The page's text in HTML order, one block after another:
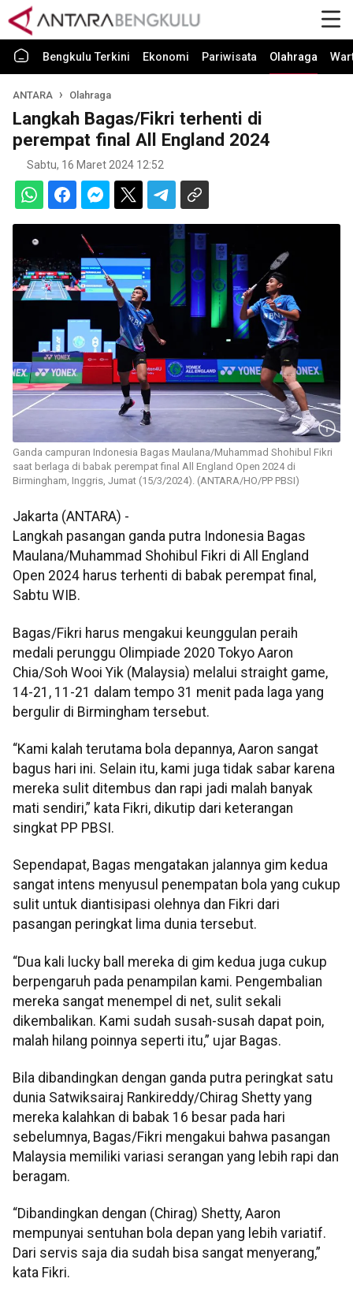
Bengkulu Terkini Ekonomi Pariwisata Olahraga
ANTARA Olahraga
Langkah Bagas/Fikri terhenti di
perempat final All England 2024
Sabtu, 16 Maret 2024 12:52
Ganda campuran Indonesia Bagas Maulana/Muhammad Shohibul Fikri
saat berlaga di babak perempat final All England Open 2024 di
Birmingham, Inggris, Jumat (15/3/2024). (ANTARA/HO/PP PBSI)
Jakarta (ANTARA) -
Langkah pasangan ganda putra Indonesia Bagas
Maulana/Muhammad Shohibul Fikri di All England
Open 2024 harus terhenti di babak perempat final,
Sabtu WIB.
Bagas/Fikri harus mengakui keunggulan peraih
medali perunggu Olimpiade 2020 Tokyo Aaron
Chia/Soh Wooi Yik (Malaysia) melalui straight game,
14-21, 11-21 dalam tempo 31 menit pada laga yang
bergulir di Birmingham tersebut.
“Kami kalah terutama bola depannya, Aaron sangat
bagus hari ini. Selain itu, kami juga tidak sabar karena
mereka sulit ditembus dan rapi jadi malah banyak
mati sendiri,” kata Fikri, dikutip dari keterangan
singkat PP PBSI.
Sependapat, Bagas mengatakan jalannya gim kedua
sangat intens menyusul penempatan bola yang cukup
sulit untuk diantisipasi olehnya dan Fikri dari
pasangan peringkat lima dunia tersebut.
“Dua kali lucky ball mereka di gim kedua juga cukup
berpengaruh pada penampilan kami. Pengembalian
mereka sangat menempel di net, sulit sekali
dikembalikan. Kami sudah susah-susah dapat poin,
malah hilang poinnya seperti itu,” ujar Bagas.
Bila dibandingkan dengan ganda putra peringkat satu
dunia Satwiksairaj Rankireddy/Chirag Shetty yang
mereka kalahkan di babak 16 besar pada hari
sebelumnya, Bagas/Fikri mengakui bahwa pasangan
Malaysia memiliki variasi serangan yang lebih rapi dan
beragam.
“Dibandingkan dengan (Chirag) Shetty, Aaron
mempunyai sentuhan bola depan yang lebih variatif.
Dari servis saja dia sudah bisa sangat menyerang,”
kata Fikri.